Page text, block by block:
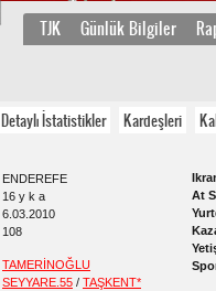
TJK Günlük Bilgiler
Detaylı İstatistikler Kardeşleri
ENDEREFE
16 y k a
6.03.2010
108
TAMERİNOĞLU
SEYYARE.55 / TAŞKENT*
At